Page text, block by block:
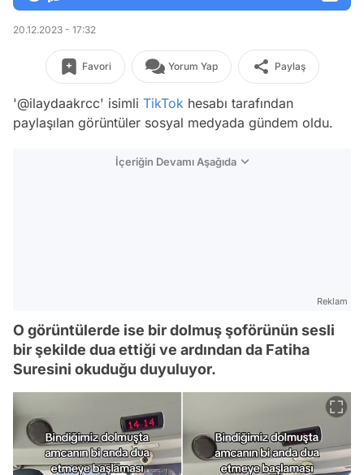
20.12.2023 - 17:32
Favori Yorum Yap Paylaş
'@ilaydaakrcc' isimli TikTok hesabı tarafından
paylaşılan görüntüler sosyal medyada gündem oldu.
İçeriğin Devamı Aşağıda
Reklam
O görüntülerde ise bir dolmuş şoförünün sesli
bir şekilde dua ettiği ve ardından da Fatiha
Suresini okuduğu duyuluyor.